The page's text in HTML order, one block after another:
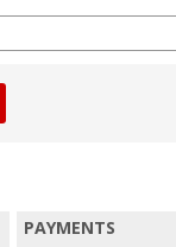
PAYMENTS